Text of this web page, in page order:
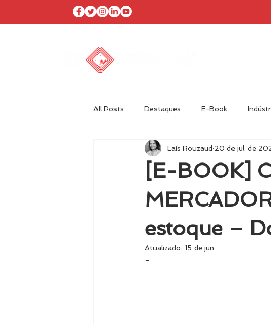
All Posts Destaques E-Book
Agenda RFID Brasil Autor Convidado
Óleo & Gás
[E-BOOK]
estoque –
Laís Rouzaud 20 de jul. de
Atualizado: 15 de jun.
-